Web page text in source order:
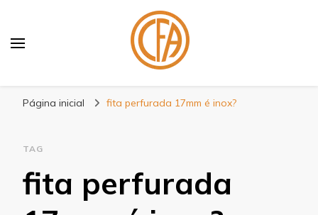
Página inicial fita perfurada 17mm é inox?
TAG
fita perfurada